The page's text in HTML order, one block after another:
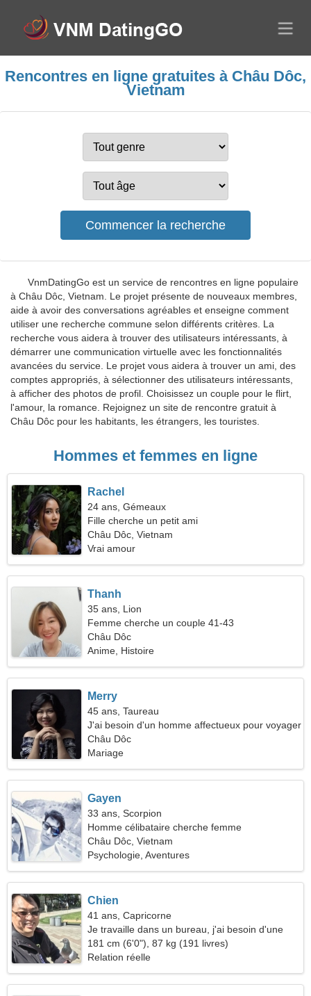
Rencontres en ligne gratuites à Châu Dôc,
Vietnam
VnmDatingGo est un service de rencontres en ligne populaire
à Châu Dôc, Vietnam. Le projet présente de nouveaux membres,
aide à avoir des conversations agréables et enseigne comment
utiliser une recherche commune selon différents critères. La
recherche vous aidera à trouver des utilisateurs intéressants, à
démarrer une communication virtuelle avec les fonctionnalités
avancées du service. Le projet vous aidera à trouver un ami, des
comptes appropriés, à sélectionner des utilisateurs intéressants,
à afficher des photos de profil. Choisissez un couple pour le flirt,
l'amour, la romance. Rejoignez un site de rencontre gratuit à
Châu Dôc pour les habitants, les étrangers, les touristes.
Hommes et femmes en ligne
Rachel
24 ans, Gémeaux
Fille cherche un petit ami
Châu Dôc, Vietnam
Vrai amour
Thanh
35 ans, Lion
Femme cherche un couple 41-43
Châu Dôc
Anime, Histoire
Merry
45 ans, Taureau
J'ai besoin d'un homme affectueux pour voyager
Châu Dôc
Mariage
Gayen
33 ans, Scorpion
Homme célibataire cherche femme
Châu Dôc, Vietnam
Psychologie, Aventures
Chien
41 ans, Capricorne
Je travaille dans un bureau, j'ai besoin d'une
femme sensible
181 cm (6'0"), 87 kg (191 livres)
Relation réelle